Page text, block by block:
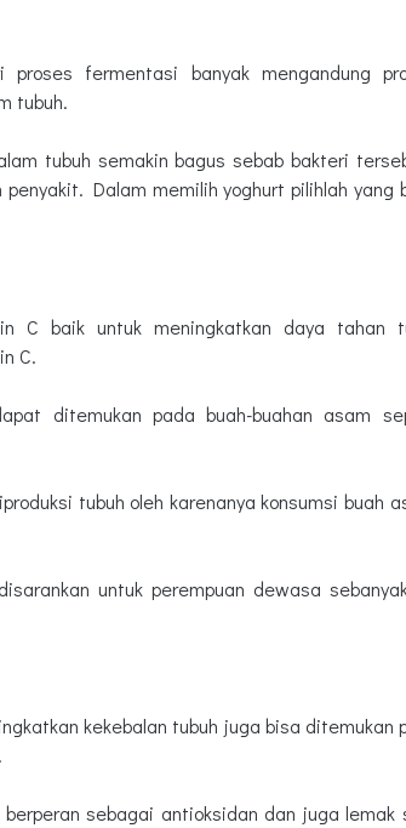
proses fermentasi banyak mengandung
tubuh.
tubuh semakin bagus sebab bakteri
Dalam memilih yoghurt pilihlah yang
C baik untuk meningkatkan daya tahan
C.
ditemukan pada buah-buahan asam
tubuh oleh karenanya konsumsi buah
untuk perempuan dewasa
kekebalan tubuh juga bisa
sebagai antioksidan dan juga lemak